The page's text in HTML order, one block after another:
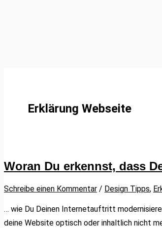
Erklärung Webseite
Woran Du erkennst, dass
Schreibe einen Kommentar / Design Tipps,
… wie Du Deinen Internetauftritt
deine Website optisch oder inhaltlich nicht